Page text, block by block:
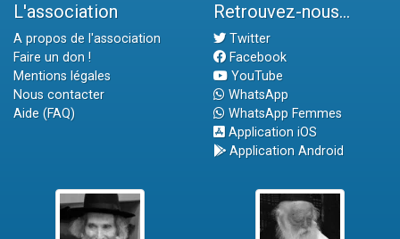
L'association
A propos de l'association
Faire un don !
Mentions légales
Nous contacter
Aide (FAQ)
Retrouvez-nous...
Twitter
Facebook
YouTube
WhatsApp
WhatsApp Femmes
Application iOS
Application Android